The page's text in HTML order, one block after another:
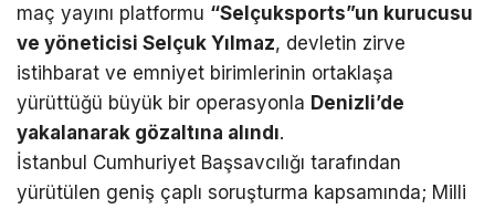
maç yayını platformu “Selçuksports”un kurucusu
ve yöneticisi Selçuk Yılmaz, devletin zirve
istihbarat ve emniyet birimlerinin ortaklaşa
yürüttüğü büyük bir operasyonla Denizli’de
yakalanarak gözaltına alındı.
İstanbul Cumhuriyet Başsavcılığı tarafından
yürütülen geniş çaplı soruşturma kapsamında; Milli